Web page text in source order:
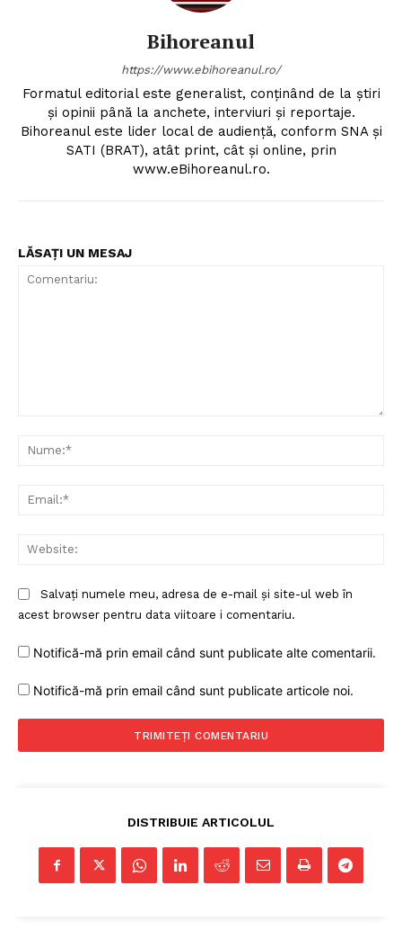
Bihoreanul
https://www.ebihoreanul.ro/
Formatul editorial este generalist, conţinând de la ştiri
şi opinii până la anchete, interviuri şi reportaje.
Bihoreanul este lider local de audienţă, conform SNA şi
SATI (BRAT), atât print, cât şi online, prin
www.eBihoreanul.ro.
LĂSAȚI UN MESAJ
Salvați numele meu, adresa de e-mail și site-ul web în
acest browser pentru data viitoare i comentariu.
Notifică-mă prin email când sunt publicate alte comentarii.
Notifică-mă prin email când sunt publicate articole noi.
DISTRIBUIE ARTICOLUL